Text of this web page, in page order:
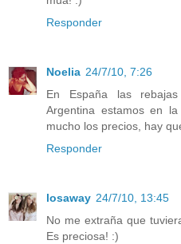
Responder
Noelia 24/7/10, 7:26
En España las
Argentina estamos en
mucho los precios, hay
Responder
losaway 24/7/10, 13:45
No me extraña que
Es preciosa! :)